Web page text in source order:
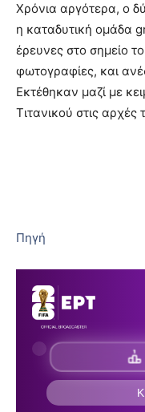
Χρόνια αργότερα, ο
η καταδυτική ομάδα
έρευνες στο σημείο
φωτογραφίες, και
Εκτέθηκαν μαζί με
Τιτανικού στις
Πηγή